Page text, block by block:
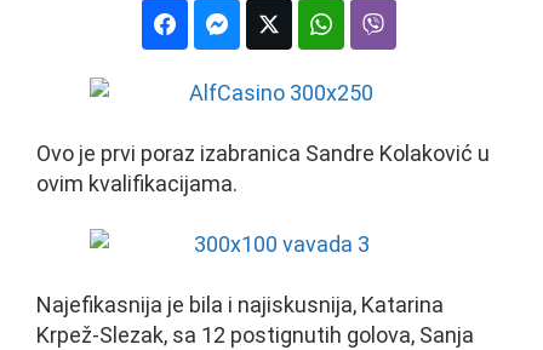
Ovo je prvi poraz izabranica Sandre Kolaković u
ovim kvalifikacijama.
Najefikasnija je bila i najiskusnija, Katarina
Krpež-Slezak, sa 12 postignutih golova, Sanja